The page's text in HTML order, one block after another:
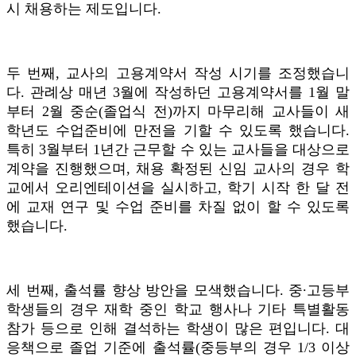
시 채용하는 제도입니다.
두 번째, 교사의 고용계약서 작성 시기를 조정했습니
다. 관례상 매년 3월에 작성하던 고용계약서를 1월 말
부터 2월 중순(졸업식 전)까지 마무리해 교사들이 새
학년도 수업준비에 만전을 기할 수 있도록 했습니다.
특히 3월부터 1년간 근무할 수 있는 교사들을 대상으로
계약을 진행했으며, 채용 확정된 신임 교사의 경우 학
교에서 오리엔테이션을 실시하고, 학기 시작 한 달 전
에 교재 연구 및 수업 준비를 차질 없이 할 수 있도록
했습니다.
세 번째, 출석률 향상 방안을 모색했습니다. 중∙고등부
학생들의 경우 재학 중인 학교 행사나 기타 특별활동
참가 등으로 인해 결석하는 학생이 많은 편입니다. 대
응책으로 졸업 기준에 출석률(중등부의 경우 1/3 이상